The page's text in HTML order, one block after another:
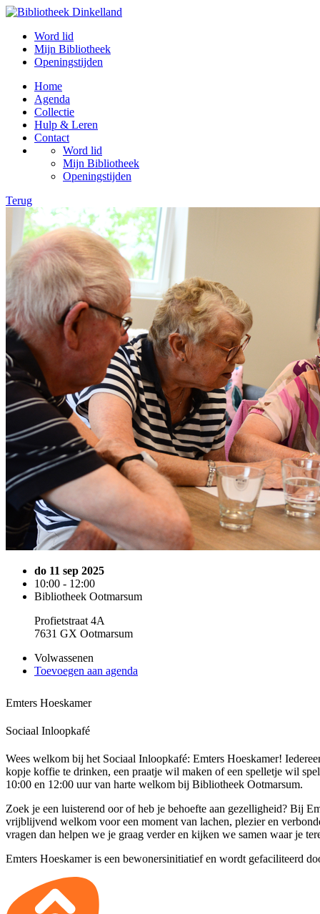
Word lid
Mijn Bibliotheek
Openingstijden
Home
Agenda
Collectie
Hulp & Leren
Contact
Word lid
Mijn Bibliotheek
Openingstijden
Terug
do 11 sep 2025
10:00 - 12:00
Bibliotheek Ootmarsum
Profietstraat 4A
7631 GX Ootmarsum
Volwassenen
Toevoegen aan agenda
Emters Hoeskamer
Sociaal Inloopkafé
Wees welkom bij het Sociaal Inloopkafé: Emters Hoeskamer!
kopje koffie te drinken, een praatje wil maken of een spelletje wil
10:00 en 12:00 uur van harte welkom bij Bibliotheek Ootmarsum.
Zoek je een luisterend oor of heb je behoefte aan gezelligheid? Bij
vrijblijvend welkom voor een moment van lachen, plezier en
vragen dan helpen we je graag verder en kijken we samen waar je
Emters Hoeskamer is een bewonersinitiatief en wordt gefaciliteerd